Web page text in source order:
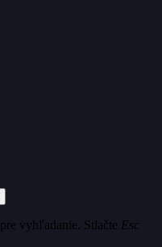
pre vyhľadanie. Stlačte Esc